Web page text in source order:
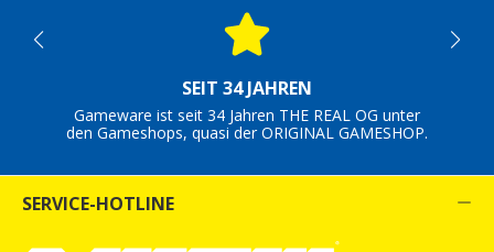
SEIT 34 JAHREN
Gameware ist seit 34 Jahren THE REAL OG unter
den Gameshops, quasi der ORIGINAL GAMESHOP.
SERVICE-HOTLINE